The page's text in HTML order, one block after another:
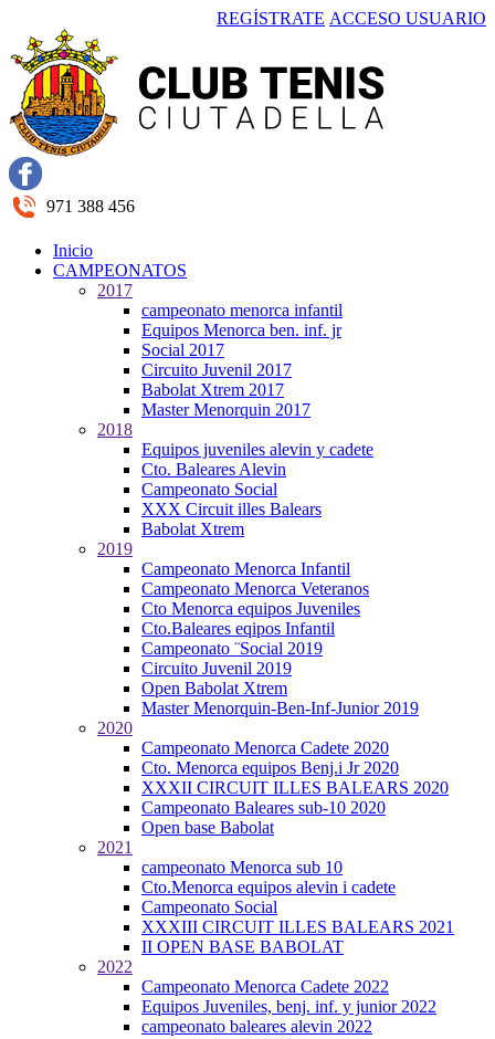
REGÍSTRATE ACCESO USUARIO
971 388 456
Inicio
CAMPEONATOS
2017
campeonato menorca infantil
Equipos Menorca ben. inf. jr
Social 2017
Circuito Juvenil 2017
Babolat Xtrem 2017
Master Menorquin 2017
2018
Equipos juveniles alevin y cadete
Cto. Baleares Alevin
Campeonato Social
XXX Circuit illes Balears
Babolat Xtrem
2019
Campeonato Menorca Infantil
Campeonato Menorca Veteranos
Cto Menorca equipos Juveniles
Cto.Baleares eqipos Infantil
Campeonato ¨Social 2019
Circuito Juvenil 2019
Open Babolat Xtrem
Master Menorquin-Ben-Inf-Junior 2019
2020
Campeonato Menorca Cadete 2020
Cto. Menorca equipos Benj.i Jr 2020
XXXII CIRCUIT ILLES BALEARS 2020
Campeonato Baleares sub-10 2020
Open base Babolat
2021
campeonato Menorca sub 10
Cto.Menorca equipos alevin i cadete
Campeonato Social
XXXIII CIRCUIT ILLES BALEARS 2021
II OPEN BASE BABOLAT
2022
Campeonato Menorca Cadete 2022
Equipos Juveniles, benj. inf. y junior 2022
campeonato baleares alevin 2022